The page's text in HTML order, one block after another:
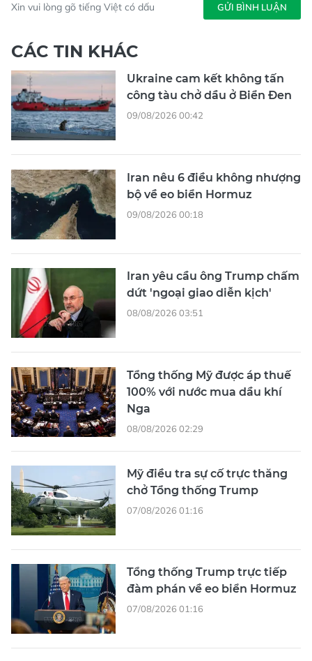
Xin vui lòng gõ tiếng Việt có dấu GỬI BÌNH LUẬN
CÁC TIN KHÁC
Ukraine cam kết không tấn
công tàu chở dầu ở Biển Đen
09/08/2026 00:42
Iran nêu 6 điều không nhượng
bộ về eo biển Hormuz
09/08/2026 00:18
Iran yêu cầu ông Trump chấm
dứt 'ngoại giao diễn kịch'
08/08/2026 03:51
Tổng thống Mỹ được áp thuế
100% với nước mua dầu khí
Nga
08/08/2026 02:29
Mỹ điều tra sự cố trực thăng
chở Tổng thống Trump
07/08/2026 01:16
Tổng thống Trump trực tiếp
đàm phán về eo biển Hormuz
07/08/2026 01:16